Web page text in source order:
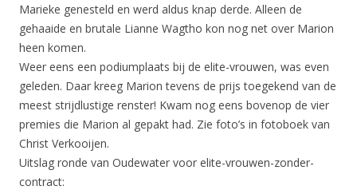
Marieke genesteld en werd aldus knap derde. Alleen de
gehaaide en brutale Lianne Wagtho kon nog net over Marion
heen komen.
Weer eens een podiumplaats bij de elite-vrouwen, was even
geleden. Daar kreeg Marion tevens de prijs toegekend van de
meest strijdlustige renster! Kwam nog eens bovenop de vier
premies die Marion al gepakt had. Zie foto’s in fotoboek van
Christ Verkooijen.
Uitslag ronde van Oudewater voor elite-vrouwen-zonder-
contract: